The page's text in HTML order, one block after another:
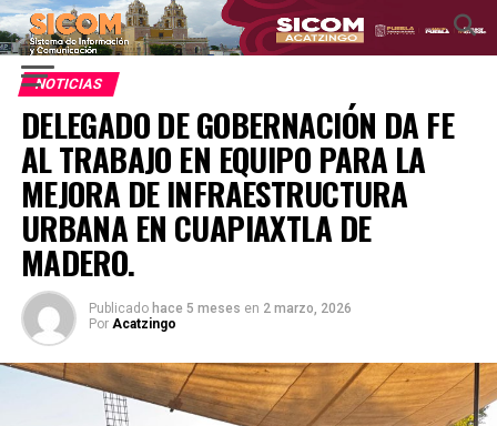
NOTICIAS
DELEGADO DE GOBERNACIÓN DA FE
AL TRABAJO EN EQUIPO PARA LA
MEJORA DE INFRAESTRUCTURA
URBANA EN CUAPIAXTLA DE
MADERO.
Publicado hace 5 meses en 2 marzo, 2026
Por Acatzingo